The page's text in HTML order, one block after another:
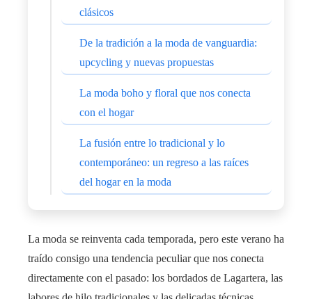
clásicos
De la tradición a la moda de vanguardia:
upcycling y nuevas propuestas
La moda boho y floral que nos conecta
con el hogar
La fusión entre lo tradicional y lo
contemporáneo: un regreso a las raíces
del hogar en la moda
La moda se reinventa cada temporada, pero este verano ha
traído consigo una tendencia peculiar que nos conecta
directamente con el pasado: los bordados de Lagartera, las